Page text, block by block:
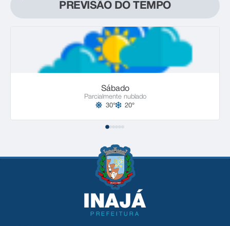
PREVISÃO DO TEMPO
Sábado
Parcialmente nublado
30° 20°